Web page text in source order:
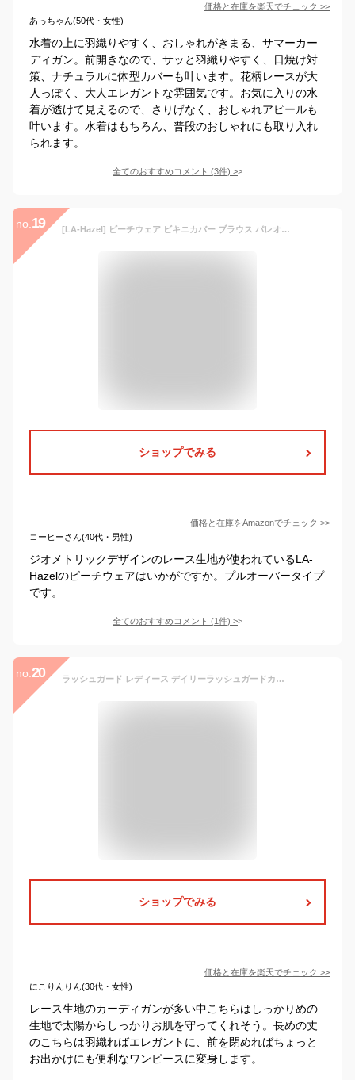
価格と在庫を楽天でチェック >>
あっちゃん(50代・女性)
水着の上に羽織りやすく、おしゃれがきまる、サマーカー
ディガン。前開きなので、サッと羽織りやすく、日焼け対
策、ナチュラルに体型カバーも叶います。花柄レースが大
人っぽく、大人エレガントな雰囲気です。お気に入りの水
着が透けて見えるので、さりげなく、おしゃれアピールも
叶います。水着はもちろん、普段のおしゃれにも取り入れ
られます。
全てのおすすめコメント (3件) >
no. 19 [LA-Hazel] ビーチウェア ビキニカバー ブラウス パレオ水着 ビーチドレス ボヘミアン オリジナル柄 羽織 レース編み 長袖 七分袖 透け感 ホワイト（シフォン）
ショップでみる
価格と在庫をAmazonでチェック >>
コーヒーさん(40代・男性)
ジオメトリックデザインのレース生地が使われているLA-
Hazelのビーチウェアはいかがですか。プルオーバータイプ
です。
全てのおすすめコメント (1件) >
no. 20 ラッシュガード レディース デイリーラッシュガードカシュクールワンピース UVカット 紫外線防止 吸水速乾 抗菌防臭 耐塩素 ウォッシャブル イージーケア 高機能 海 川 プール 公園 お洒落 着痩せ 雨の日 梅雨 M-L メール便不可
ショップでみる
価格と在庫を楽天でチェック >>
にこりんりん(30代・女性)
レース生地のカーディガンが多い中こちらはしっかりめの
生地で太陽からしっかりお肌を守ってくれそう。長めの丈
のこちらは羽織ればエレガントに、前を閉めればちょっと
お出かけにも便利なワンピースに変身します。